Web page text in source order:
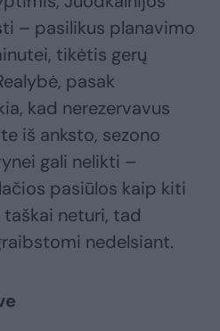
– pasilikus planavimo
tikėtis gerų
pasak
kad nerezervavus
iš anksto, sezono
gali nelikti –
pasiūlos kaip kiti
neturi, tad
nedelsiant.